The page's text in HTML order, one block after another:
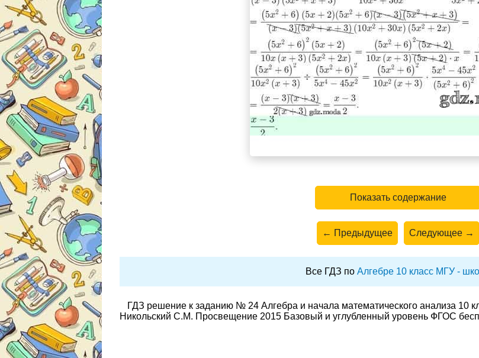
Показать содержание
← Предыдущее Следующее →
Все ГДЗ по Алгебре 10 класс МГУ -
ГДЗ решение к заданию № 24 Алгебра и начала математического анализа 10
Никольский С.М. Просвещение 2015 Базовый и углубленный уровень ФГОС